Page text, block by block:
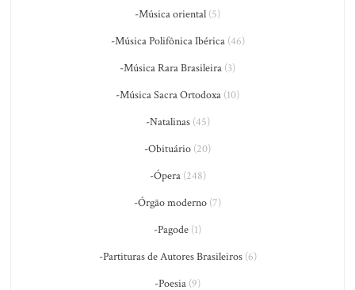
-Música oriental (5)
-Música Polifônica Ibérica(46)
-Música Rara Brasileira (3)
-Música Sacra Ortodoxa (10)
-Natalinas(45)
-Obituário (20)
-Ópera(248)
-Órgão moderno (7)
-Pagode (1)
-Partituras de Autores Brasileiros(6)
-Poesia (9)